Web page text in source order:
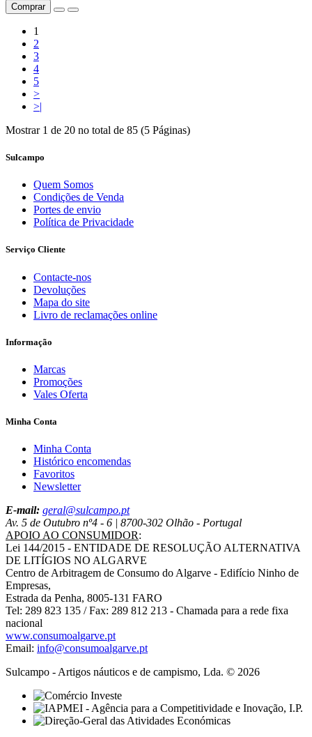
Comprar
1
2
3
4
5
>
>|
Mostrar 1 de 20 no total de 85 (5 Páginas)
Sulcampo
Quem Somos
Condições de Venda
Portes de envio
Política de Privacidade
Serviço Cliente
Contacte-nos
Devoluções
Mapa do site
Livro de reclamações online
Informação
Marcas
Promoções
Vales Oferta
Minha Conta
Minha Conta
Histórico encomendas
Favoritos
Newsletter
E-mail: geral@sulcampo.pt
Av. 5 de Outubro nº4 - 6 | 8700-302 Olhão - Portugal
APOIO AO CONSUMIDOR:
Lei 144/2015 - ENTIDADE DE RESOLUÇÃO ALTERNATIVA
DE LITÍGIOS NO ALGARVE
Centro de Arbitragem de Consumo do Algarve - Edifício Ninho de
Empresas,
Estrada da Penha, 8005-131 FARO
Tel: 289 823 135 / Fax: 289 812 213 - Chamada para a rede fixa
nacional
www.consumoalgarve.pt
Email: info@consumoalgarve.pt
Sulcampo - Artigos náuticos e de campismo, Lda. © 2026